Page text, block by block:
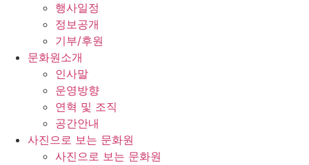
행사일정
정보공개
기부/후원
문화원소개
인사말
운영방향
연혁 및 조직
공간안내
사진으로 보는 문화원
사진으로 보는 문화원